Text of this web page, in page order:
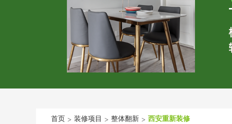
首页 > 装修项目 > 整体翻新 > 西安重新装修